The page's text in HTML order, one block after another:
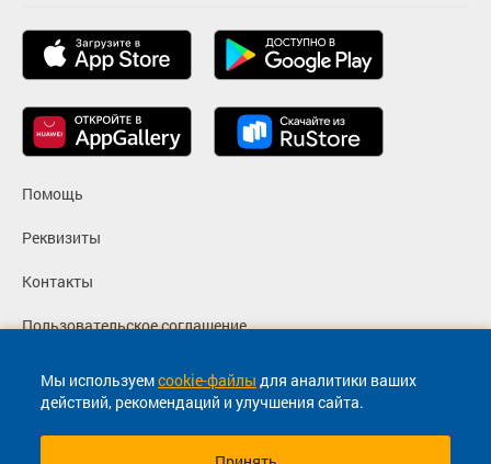
Мы используемcookie-файлы для аналитики ваших
действий, рекомендаций и улучшения сайта.
Помощь
Реквизиты
Контакты
Пользовательское соглашение
Политика конфиденциальности
Согласие на маркетинговые сообщения